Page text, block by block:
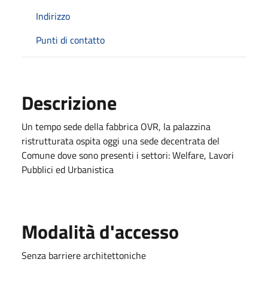
Indirizzo
Punti di contatto
Descrizione
Un tempo sede della fabbrica OVR, la palazzina
ristrutturata ospita oggi una sede decentrata del
Comune dove sono presenti i settori: Welfare, Lavori
Pubblici ed Urbanistica
Modalità d'accesso
Senza barriere architettoniche